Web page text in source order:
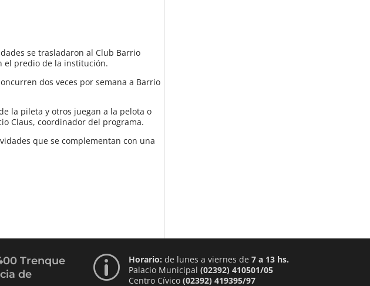
se trasladaron al Club Barrio
el predio de la institución.
dos veces por semana a Barrio
la pileta y otros juegan a la pelota o
Claus, coordinador del programa.
que se complementan con una
Trenque
de
p Horario: de lunes a viernes de 7 a 13 hs.
Palacio Municipal (02392) 410501/05
Centro Cívico (02392) 419395/97